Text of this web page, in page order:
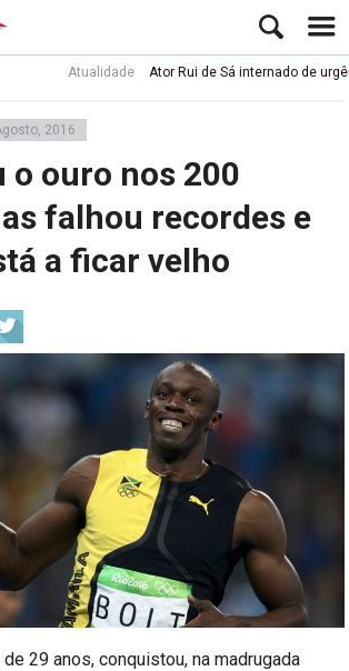
Atualidade Ator Rui de Sá internado de urgência
2016
o ouro nos 200
falhou recordes e
a ficar velho
29 anos, conquistou, na madrugada